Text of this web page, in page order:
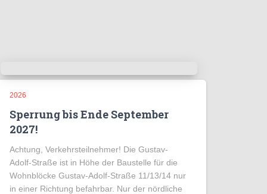
2026
Sperrung bis Ende September
2027!
Achtung, Verkehrsteilnehmer! Die Gustav-
Adolf-Straße ist in Höhe der Baustelle für die
Wohnblöcke Gustav-Adolf-Straße 11/13/14 nur
in einer Richtung befahrbar. Nur der nördliche